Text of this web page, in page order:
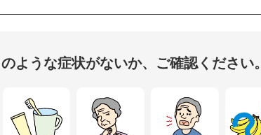
ような症状がないか、ご確認ください。